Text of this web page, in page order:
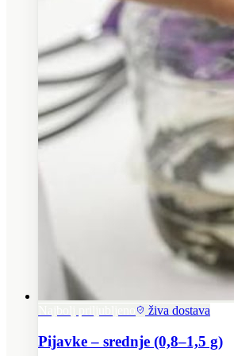
živa dostava
Pijavke – srednje (0,8–1,5 g)